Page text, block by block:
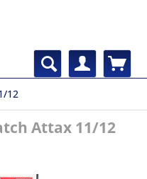
12
Attax 11/12